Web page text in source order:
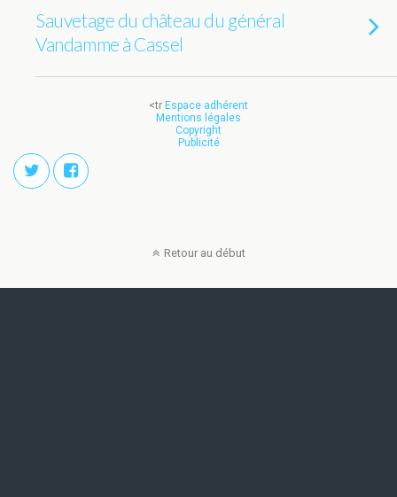
Sauvetage du château du général
Vandamme à Cassel
<tr Espace adhérent
Mentions légales
Copyright
Publicité
Retour au début